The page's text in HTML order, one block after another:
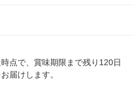
点で、賞味期限まで残り120日
届けします。